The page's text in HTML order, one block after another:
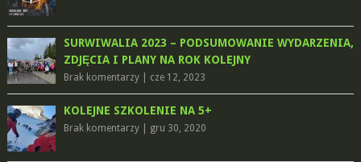
SURWIWALIA 2023 – PODSUMOWANIE WYDARZENIA,
ZDJĘCIA I PLANY NA ROK KOLEJNY
Brak komentarzy| cze 12, 2023
KOLEJNE SZKOLENIE NA 5+
Brak komentarzy| gru 30, 2020